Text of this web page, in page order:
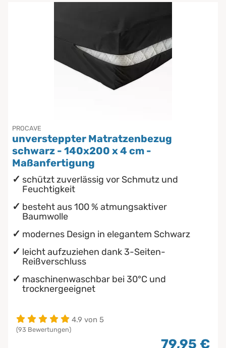
PROCAVE
unversteppter Matratzenbezug
schwarz - 140x200 x 4 cm -
Maßanfertigung
schützt zuverlässig vor Schmutz und
Feuchtigkeit
besteht aus 100 % atmungsaktiver
Baumwolle
modernes Design in elegantem Schwarz
leicht aufzuziehen dank 3-Seiten-
Reißverschluss
maschinenwaschbar bei 30°C und
trocknergeeignet
4.9 von 5
(93 Bewertungen)
79,95 €